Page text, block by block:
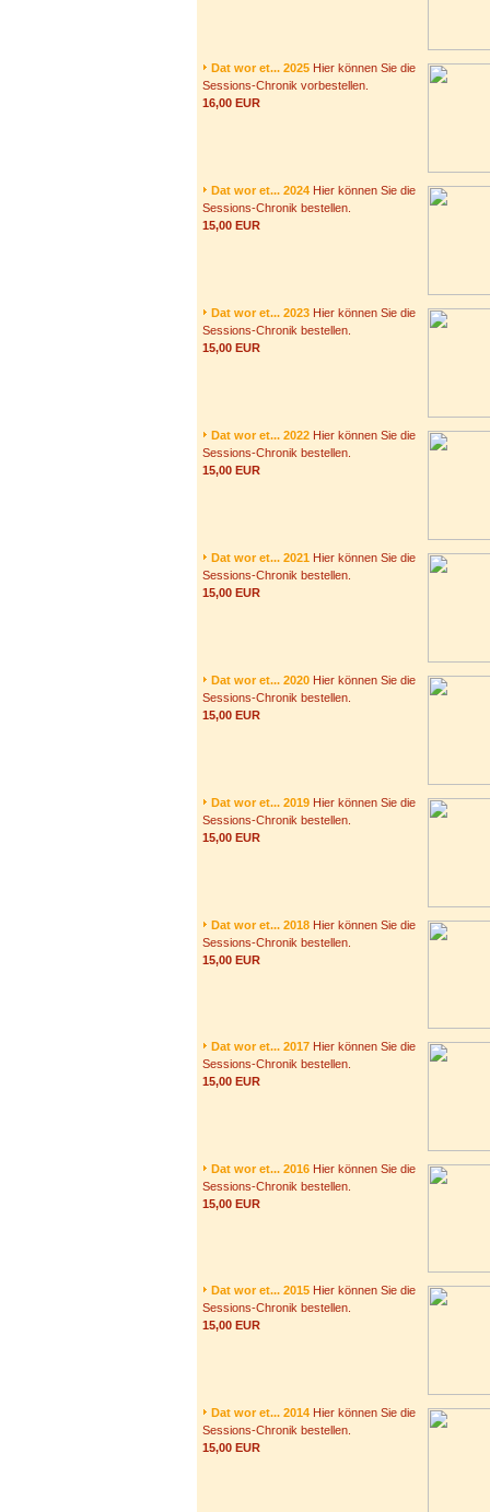
Dat wor et... 2025 Hier können Sie die
Sessions-Chronik vorbestellen.
16,00 EUR
Dat wor et... 2024 Hier können Sie die
Sessions-Chronik bestellen.
15,00 EUR
Dat wor et... 2023 Hier können Sie die
Sessions-Chronik bestellen.
15,00 EUR
Dat wor et... 2022 Hier können Sie die
Sessions-Chronik bestellen.
15,00 EUR
Dat wor et... 2021 Hier können Sie die
Sessions-Chronik bestellen.
15,00 EUR
Dat wor et... 2020 Hier können Sie die
Sessions-Chronik bestellen.
15,00 EUR
Dat wor et... 2019 Hier können Sie die
Sessions-Chronik bestellen.
15,00 EUR
Dat wor et... 2018 Hier können Sie die
Sessions-Chronik bestellen.
15,00 EUR
Dat wor et... 2017 Hier können Sie die
Sessions-Chronik bestellen.
15,00 EUR
Dat wor et... 2016 Hier können Sie die
Sessions-Chronik bestellen.
15,00 EUR
Dat wor et... 2015 Hier können Sie die
Sessions-Chronik bestellen.
15,00 EUR
Dat wor et... 2014 Hier können Sie die
Sessions-Chronik bestellen.
15,00 EUR